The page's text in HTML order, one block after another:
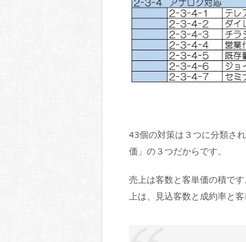
43個の対策は３つに分類さ
価」の３つだからです。
売上は客数と客単価の積で
上は、見込客数と成約率と